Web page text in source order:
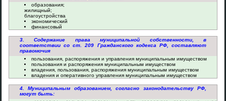
образования;
жилищный;
благоустройства
экономический
финансовый
3. Содержание права муниципальной собственности, в
соответствии со ст. 209 Гражданского кодекса РФ, составляют
правомочия
пользования, распоряжения и управления муниципальным имуществом
пользования и распоряжения муниципальным имуществом
владения, пользования, распоряжения муниципальным имуществом
владения и оперативного управления муниципальным имуществом
4. Муниципальным образованием, согласно законодательству РФ,
могут быть: